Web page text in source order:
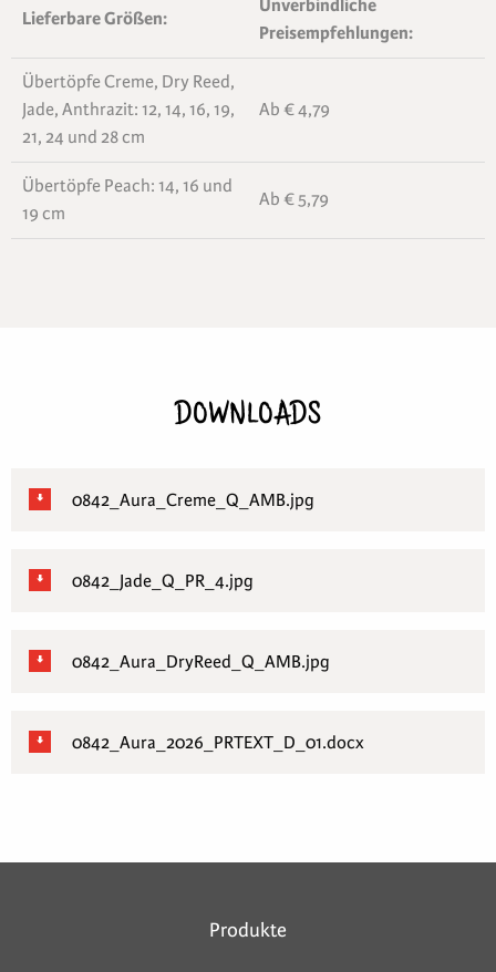
Lieferbare Größen:
Unverbindliche
Preisempfehlungen:
Übertöpfe Creme, Dry Reed,
Jade, Anthrazit: 12, 14, 16, 19,
21, 24 und 28 cm
Ab € 4,79
Übertöpfe Peach: 14, 16 und
19 cm
Ab € 5,79
DOWNLOADS
0842_Aura_Creme_Q_AMB.jpg
0842_Jade_Q_PR_4.jpg
0842_Aura_DryReed_Q_AMB.jpg
0842_Aura_2026_PRTEXT_D_01.docx
Produkte